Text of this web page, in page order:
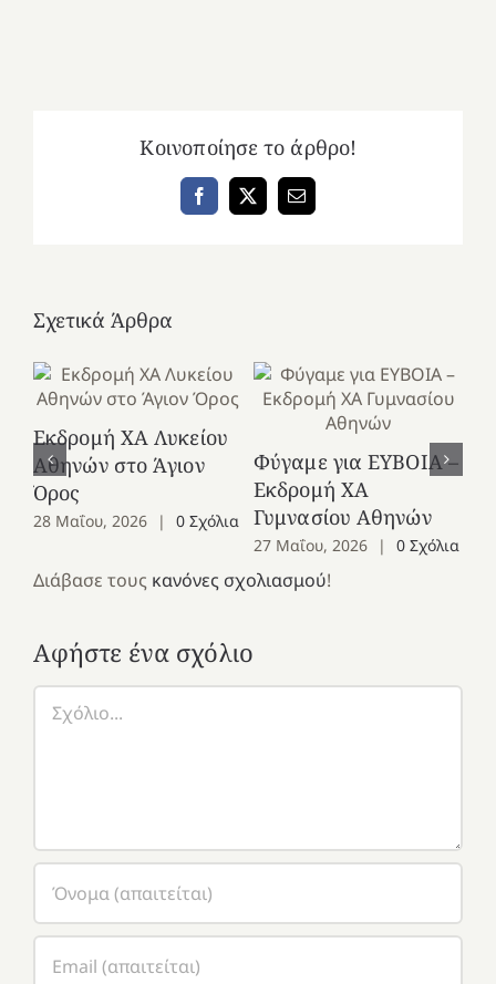
Κοινοποίησε το άρθρο!
Facebook
X Email
Σχετικά Άρθρα
Εκδρομή ΧΑ Λυκείου
Αθηνών στο Άγιον
Όρος
28 Μαΐου, 2026 | 0 Σχόλια
Φύγαμε για ΕΥΒΟΙΑ –
Εκδρομή ΧΑ
Γυμνασίου Αθηνών
27 Μαΐου, 2026 | 0 Σχόλια
Διάβασε τους κανόνες σχολιασμού!
Αφήστε ένα σχόλιο
Σχόλιο